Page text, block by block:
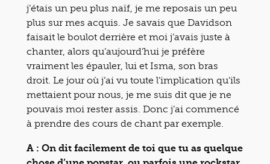
j’étais un peu plus naïf, je me reposais un peu
plus sur mes acquis. Je savais que Davidson
faisait le boulot derrière et moi j’avais juste à
chanter, alors qu’aujourd’hui je préfère
vraiment les épauler, lui et Isma, son bras
droit. Le jour où j’ai vu toute l’implication qu’ils
mettaient pour nous, je me suis dit que je ne
pouvais moi rester assis. Donc j’ai commencé
à prendre des cours de chant par exemple.
A : On dit facilement de toi que tu as quelque